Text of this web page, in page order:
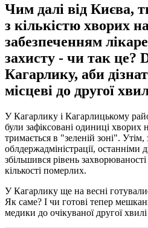
Чим далі від Києва,
з кількістю хворих
забезпеченням
захисту - чи так це?
Кагарлику, аби
місцеві до другої
У Кагарлику і Кагарлицькому
були зафіксовані одиниці хворих
тримається в "зеленій зоні".
облдержадміністрації, останніми
збільшився рівень
кількості померлих.
У Кагарлику ще на весні
Як саме? І чи готові тепер
медики до очікуваної другої